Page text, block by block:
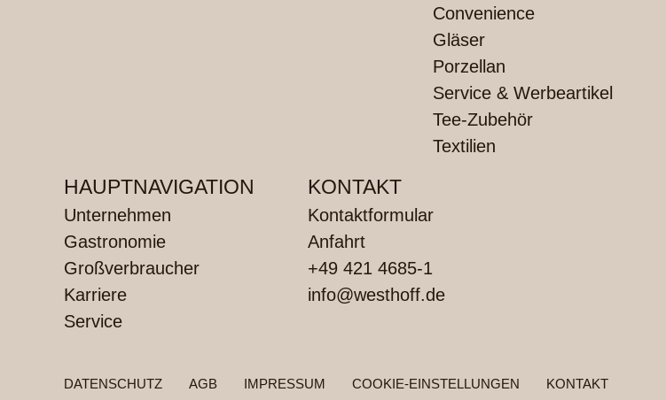
Convenience
Gläser
Porzellan
Service & Werbeartikel
Tee-Zubehör
Textilien
HAUPTNAVIGATION
Unternehmen
Gastronomie
Großverbraucher
Karriere
Service
KONTAKT
Kontaktformular
Anfahrt
+49 421 4685-1
info@westhoff.de
DATENSCHUTZ AGB IMPRESSUM COOKIE-EINSTELLUNGEN KONTAKT